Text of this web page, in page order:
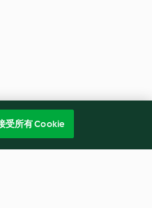
受所有 Cookie